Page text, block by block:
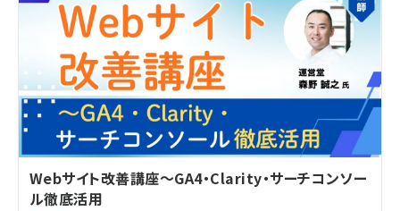
Webサイト改善講座～GA4・Clarity・サーチコンソー
ル徹底活用